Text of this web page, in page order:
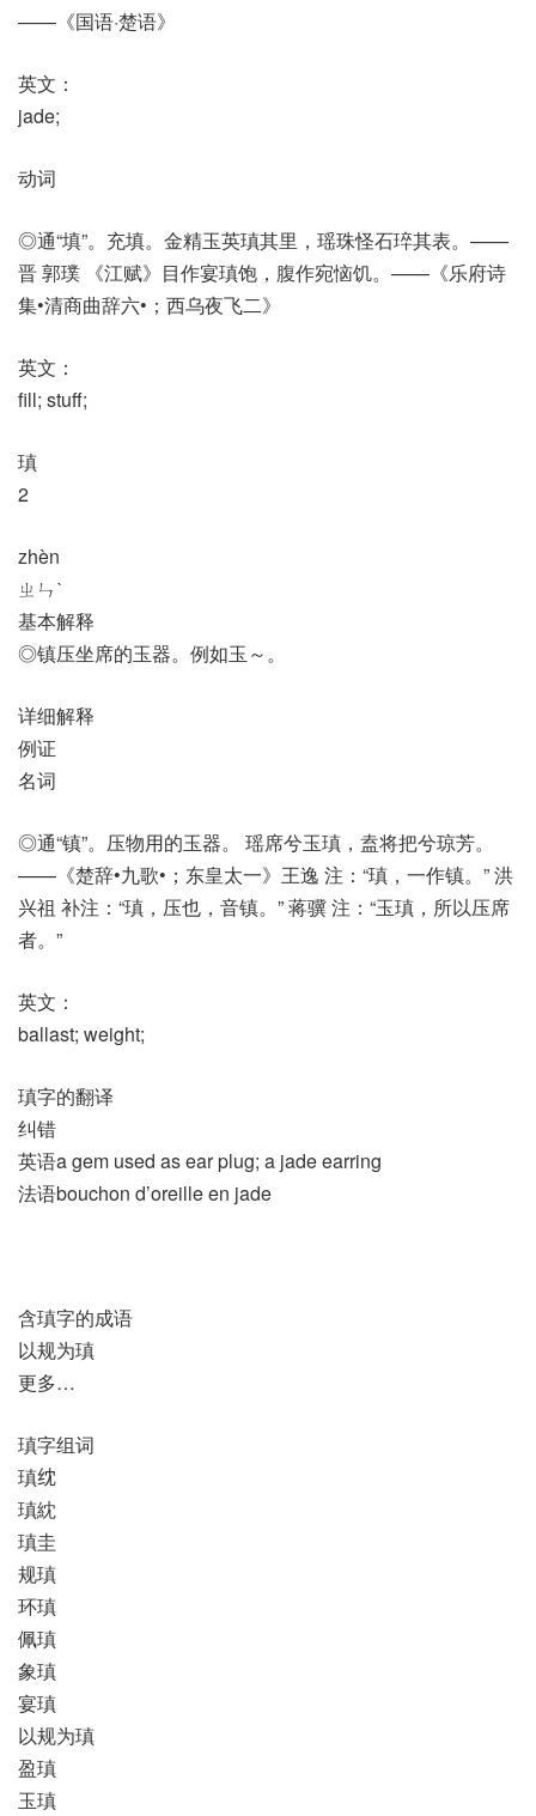
——《国语·楚语》
英文：
jade;
动词
◎通“填”。充填。金精玉英瑱其里，瑶珠怪石琗其表。——
晋 郭璞 《江赋》目作宴瑱饱，腹作宛恼饥。——《乐府诗
集•清商曲辞六•；西乌夜飞二》
英文：
fill; stuff;
瑱
2
zhèn
ㄓㄣˋ
基本解释
◎镇压坐席的玉器。例如玉～。
详细解释
例证
名词
◎通“镇”。压物用的玉器。 瑶席兮玉瑱，盍将把兮琼芳。
——《楚辞•九歌•；东皇太一》王逸 注：“瑱，一作镇。” 洪
兴祖 补注：“瑱，压也，音镇。” 蒋骥 注：“玉瑱，所以压席
者。”
英文：
ballast; weight;
瑱字的翻译
纠错
英语a gem used as ear plug; a jade earring
法语bouchon d’oreille en jade
含瑱字的成语
以规为瑱
更多…
瑱字组词
瑱𬘘
瑱紞
瑱圭
规瑱
环瑱
佩瑱
象瑱
宴瑱
以规为瑱
盈瑱
玉瑱